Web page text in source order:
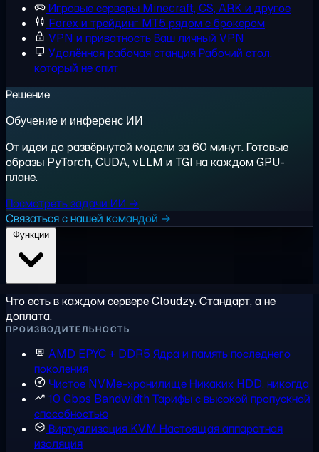
Игровые серверы Minecraft, CS, ARK и другое
Forex и трейдинг MT5 рядом с брокером
VPN и приватностьВаш личный VPN
Удалённая рабочая станцияРабочий стол,
который не спит
Решение
Обучение и инференс ИИ
От идеи до развёрнутой модели за 60 минут. Готовые
образы PyTorch, CUDA, vLLM и TGI на каждом GPU-
плане.
Посмотреть задачи ИИ →
Связаться с нашей командой →
Что есть в каждом сервере Cloudzy. Стандарт, а не
доплата.
ПРОИЗВОДИТЕЛЬНОСТЬ
AMD EPYC + DDR5 Ядра и память последнего
поколения
Чистое NVMe-хранилищеНикаких HDD, никогда
10 Gbps Bandwidth Тарифы с высокой пропускной
способностью
Виртуализация KVM Настоящая аппаратная
изоляция